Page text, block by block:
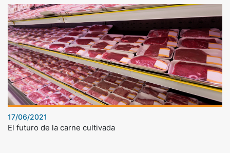
17/06/2021
El futuro de la carne cultivada